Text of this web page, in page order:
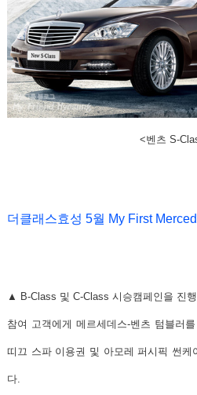
<벤츠 S-
더클래스효성 5월 My First
▲ B-Class 및 C-Class 시승캠페인을 진
참여 고객에게메르세데스-벤츠 텀블러
띠끄 스파 이용권 및 아모레 퍼시픽 썬케
다.